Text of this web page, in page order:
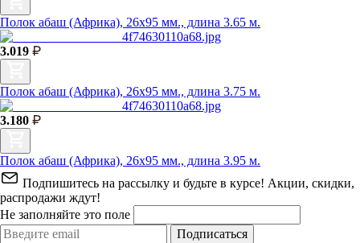
Полок абаш (Африка), 26х95 мм., длина 3.65 м.
3.019
Полок абаш (Африка), 26х95 мм., длина 3.75 м.
3.180
Полок абаш (Африка), 26х95 мм., длина 3.95 м.
Подпишитесь на рассылку и будьте в курсе! Акции, скидки,
распродажи ждут!
Не заполняйте это поле
Подписаться